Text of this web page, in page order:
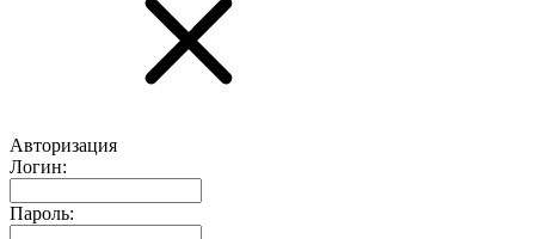
Авторизация
Логин:
Пароль: